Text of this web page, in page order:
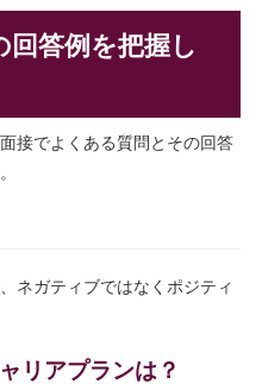
答例を把握し
接でよくある質問とその回答
ネガティブではなくポジティ
リアプランは？